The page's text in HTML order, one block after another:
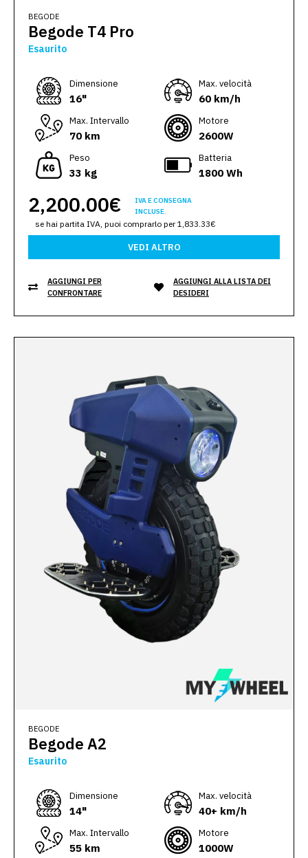
BEGODE
Begode T4 Pro
Esaurito
Dimensione
16"
Max. velocità
60 km/h
Max. Intervallo
70 km
Motore
2600W
Peso
33 kg
Batteria
1800 Wh
2,200.00€
IVA E CONSEGNA
INCLUSE.
se hai partita IVA, puoi comprarlo per 1,833.33€
VEDI ALTRO
AGGIUNGI PER
CONFRONTARE
AGGIUNGI ALLA LISTA DEI
DESIDERI
BEGODE
Begode A2
Esaurito
Dimensione
14"
Max. velocità
40+ km/h
Max. Intervallo
55 km
Motore
1000W